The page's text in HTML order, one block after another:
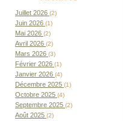
Juillet 2026 (2)
Juin 2026 (1)
Mai 2026 (2)
Avril 2026 (2)
Mars 2026 (3)
Février 2026 (1)
Janvier 2026 (4)
Décembre 2025 (1)
Octobre 2025 (4)
Septembre 2025 (2)
Août 2025 (2)